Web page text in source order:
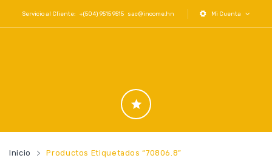
Servicio al Cliente: +(504) 9515 9515 sac@income.hn Mi Cuenta
Inicio Productos Etiquetados “70806.8”